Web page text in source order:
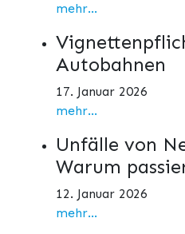
mehr...
Autobahnen
17. Januar 2026
mehr...
Unfälle von
Warum
12. Januar 2026
mehr...